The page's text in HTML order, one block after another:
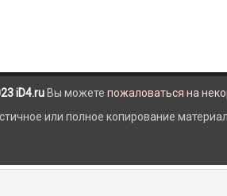
iD4.ru Вы можете пожаловаться на
или полное копирование